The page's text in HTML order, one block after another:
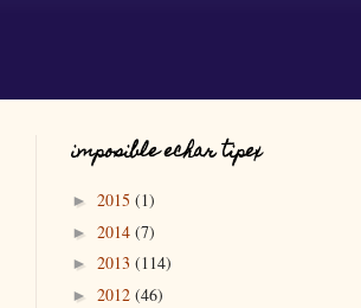
imposible echar tipex
► 2015 (1)
► 2014 (7)
► 2013 (114)
► 2012 (46)